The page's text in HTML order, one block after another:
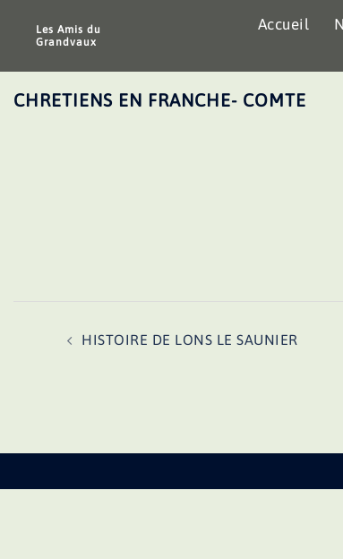
Les Amis du
Grandvaux
Accueil
CHRETIENS EN FRANCHE- COMTE
HISTOIRE DE LONS LE SAUNIER